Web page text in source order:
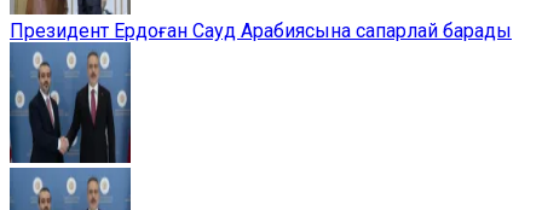
Президент Ердоған Сауд Арабиясына сапарлай барады